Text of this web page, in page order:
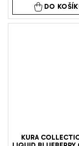
DO
KURA